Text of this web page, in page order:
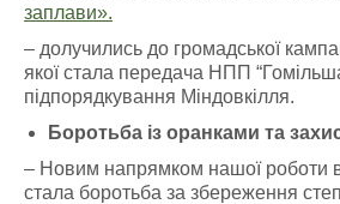
заплави».
– долучились до громадської
якої стала передача НПП
підпорядкування Міндовкілля.
Боротьба із оранками та
– Новим напрямком нашої роботи в
стала боротьба за збереження